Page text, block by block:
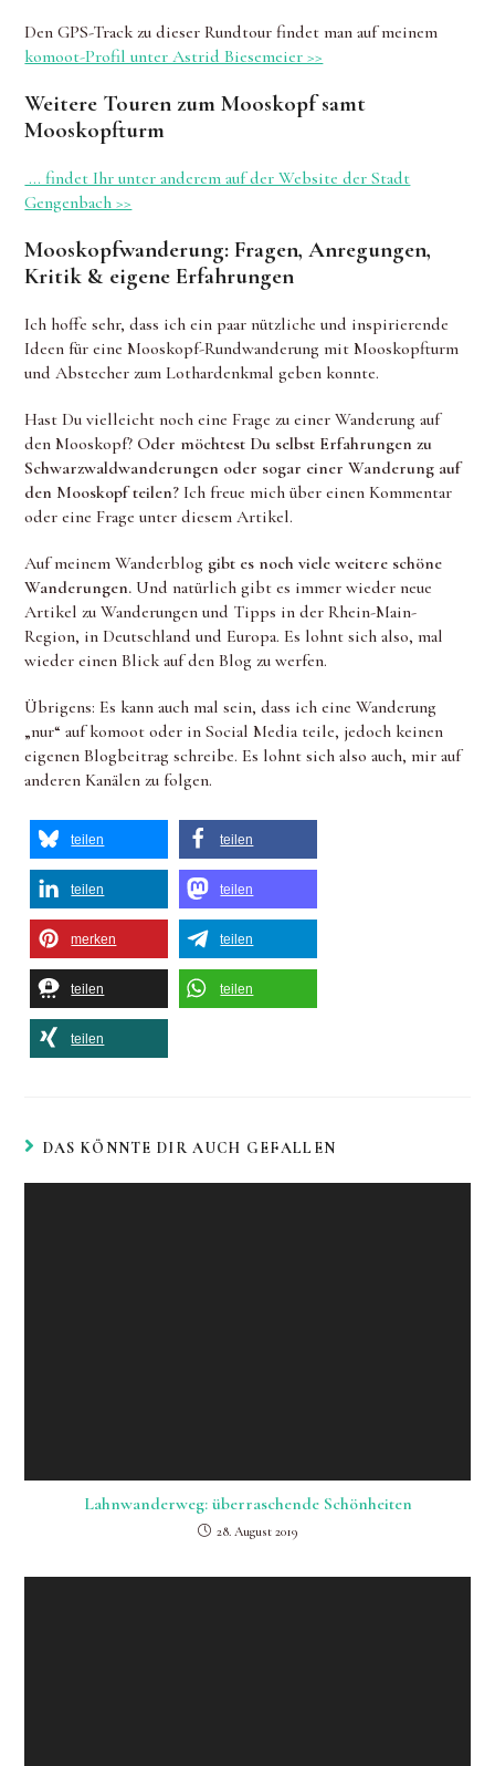
Den GPS-Track zu dieser Rundtour findet man auf meinem
komoot-Profil unter Astrid Biesemeier >>
Weitere Touren zum Mooskopf samt
Mooskopfturm
… findet Ihr unter anderem auf der Website der Stadt
Gengenbach >>
Mooskopfwanderung: Fragen, Anregungen,
Kritik & eigene Erfahrungen
Ich hoffe sehr, dass ich ein paar nützliche und inspirierende
Ideen für eine Mooskopf-Rundwanderung mit Mooskopfturm
und Abstecher zum Lothardenkmal geben konnte.
Hast Du vielleicht noch eine Frage zu einer Wanderung auf
den Mooskopf? Oder möchtest Du selbst Erfahrungen zu
Schwarzwaldwanderungen oder sogar einer Wanderung auf
den Mooskopf teilen? Ich freue mich über einen Kommentar
oder eine Frage unter diesem Artikel.
Auf meinem Wanderblog gibt es noch viele weitere schöne
Wanderungen. Und natürlich gibt es immer wieder neue
Artikel zu Wanderungen und Tipps in der Rhein-Main-
Region, in Deutschland und Europa. Es lohnt sich also, mal
wieder einen Blick auf den Blog zu werfen.
Übrigens: Es kann auch mal sein, dass ich eine Wanderung
„nur“ auf komoot oder in Social Media teile, jedoch keinen
eigenen Blogbeitrag schreibe. Es lohnt sich also auch, mir auf
anderen Kanälen zu folgen.
teilen teilen
teilen teilen
merken teilen
teilen teilen
teilen
DAS KÖNNTE DIR AUCH GEFALLEN
Lahnwanderweg: überraschende Schönheiten
28. August 2019